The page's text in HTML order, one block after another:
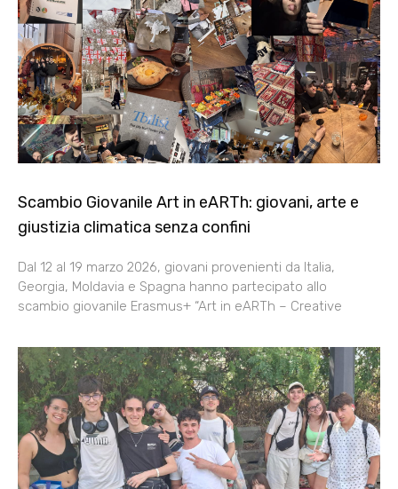
Scambio Giovanile Art in eARTh: giovani, arte e
giustizia climatica senza confini
Dal 12 al 19 marzo 2026, giovani provenienti da Italia,
Georgia, Moldavia e Spagna hanno partecipato allo
scambio giovanile Erasmus+ “Art in eARTh – Creative